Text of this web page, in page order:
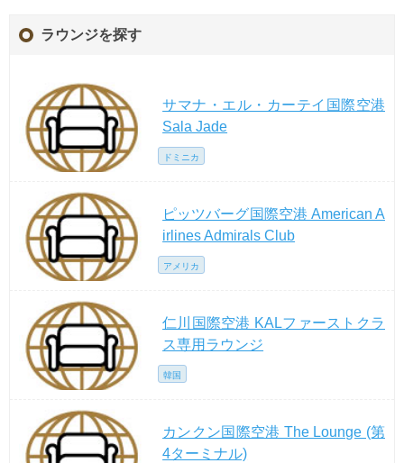
ラウンジを探す
サマナ・エル・カーテイ国際空港
Sala Jade
ドミニカ
ピッツバーグ国際空港 American A
irlines Admirals Club
アメリカ
仁川国際空港 KALファーストクラ
ス専用ラウンジ
韓国
カンクン国際空港 The Lounge (第
4ターミナル)